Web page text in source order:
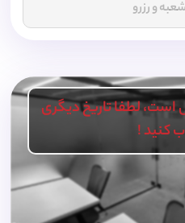
و رزرو
لطفا تاریخ دیگری
کنید !